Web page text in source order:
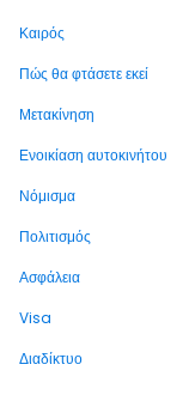
Καιρός
Πώς θα φτάσετε εκεί
Μετακίνηση
Ενοικίαση αυτοκινήτου
Νόμισμα
Πολιτισμός
Ασφάλεια
Visa
Διαδίκτυο